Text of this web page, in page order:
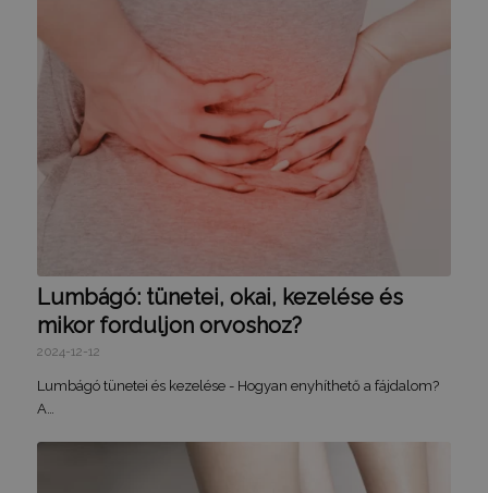
Lumbágó: tünetei, okai, kezelése és
mikor forduljon orvoshoz?
2024-12-12
Lumbágó tünetei és kezelése - Hogyan enyhíthető a fájdalom?
A…